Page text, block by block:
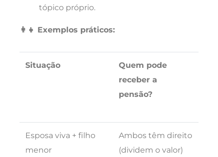
tópico próprio.
👩‍👧 Exemplos práticos:
Situação
Quem pode
receber a
pensão?
Esposa viva + filho
menor
Ambos têm direito
(dividem o valor)